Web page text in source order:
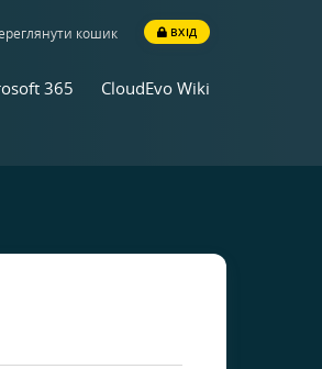
кошик ВХІД
365 CloudEvo Wiki